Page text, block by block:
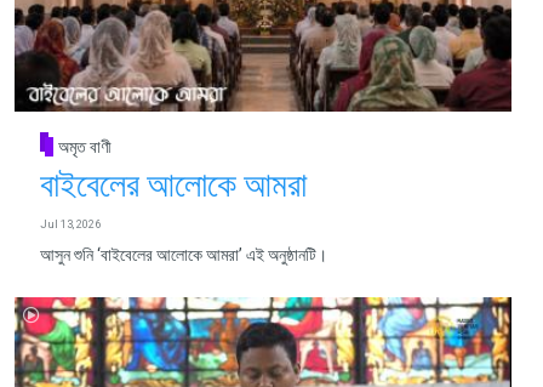
অমৃত বাণী
বাইবেলের আলোকে আমরা
Jul 13, 2026
আসুন শুনি ‘বাইবেলের আলোকে আমরা’ এই অনুষ্ঠানটি।